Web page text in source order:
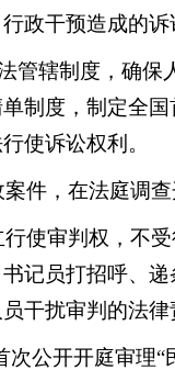
政干预造成的
管辖制度，确保
制度，制定全
使诉讼权利。
件，在法庭调
行使审判权，
记员打招呼、
干扰审判的法律
次公开开庭审理